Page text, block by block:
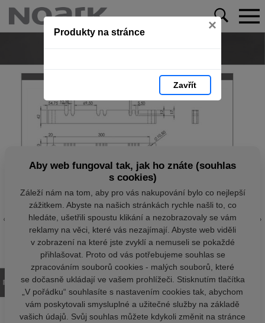
Produkty na stránce ×
Zavřít
Aby web fungoval tak, jak ho znáte (souhlas
s cookies)
Záleží nám na tom, aby pro vás nakupování bylo co nejlepší
zážitkem. Abyste na našich stránkách rychle našli to, co
hledáte, ušetřili spoustu klikání a nezobrazovaly se vám
reklamy na věci, které vás nezajímají. Abyste web viděli
v zobrazení na které jste zvyklí a nemuseli se pokaždé
přihlašovat. Proto od vás potřebujeme souhlas se
zpracováním souborů cookies - malých souborů, které
se dočasně ukládají ve vašem prohlížeči. Stisknutím tlačítka
„V pořádku“ souhlasíte s nastavením cookies tak, abychom
vám poskytovali smysluplné a užitečné služby na základě
vašich údajů. Svůj souhlas můžete kdykoli změnit na stránce